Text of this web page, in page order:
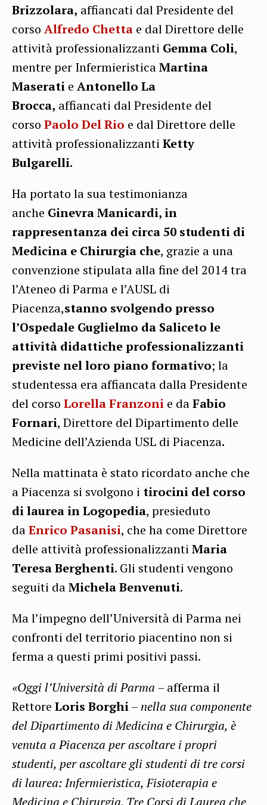
Brizzolara, affiancati dal Presidente del
corso Alfredo Chetta e dal Direttore delle
attività professionalizzanti Gemma Coli,
mentre per InfermieristicaMartina
Maserati e Antonello La
Brocca, affiancati dal Presidente del
corso Paolo Del Rio e dal Direttore delle
attività professionalizzanti Ketty
Bulgarelli.
Ha portato la sua testimonianza
anche Ginevra Manicardi, in
rappresentanza dei circa 50 studenti di
Medicina e Chirurgia che, grazie a una
convenzione stipulata alla fine del 2014 tra
l’Ateneo di Parma e l’AUSL di
Piacenza,stanno svolgendo presso
l’Ospedale Guglielmo da Saliceto le
attività didattiche professionalizzanti
previste nel loro piano formativo; la
studentessa era affiancata dalla Presidente
del corso Lorella Franzoni e daFabio
Fornari, Direttore del Dipartimento delle
Medicine dell’Azienda USL di Piacenza.
Nella mattinata è stato ricordato anche che
a Piacenza si svolgono i tirocini del corso
di laurea in Logopedia, presieduto
daEnrico Pasanisi, che ha come Direttore
delle attività professionalizzanti Maria
Teresa Berghenti. Gli studenti vengono
seguiti daMichela Benvenuti.
Ma l’impegno dell’Università di Parma nei
confronti del territorio piacentino non si
ferma a questi primi positivi passi.
«Oggi l’Università di Parma – afferma il
Rettore Loris Borghi– nella sua componente
del Dipartimento di Medicina e Chirurgia, è
venuta a Piacenza per ascoltare i propri
studenti, per ascoltare gli studenti di tre corsi
di laurea: Infermieristica, Fisioterapia e